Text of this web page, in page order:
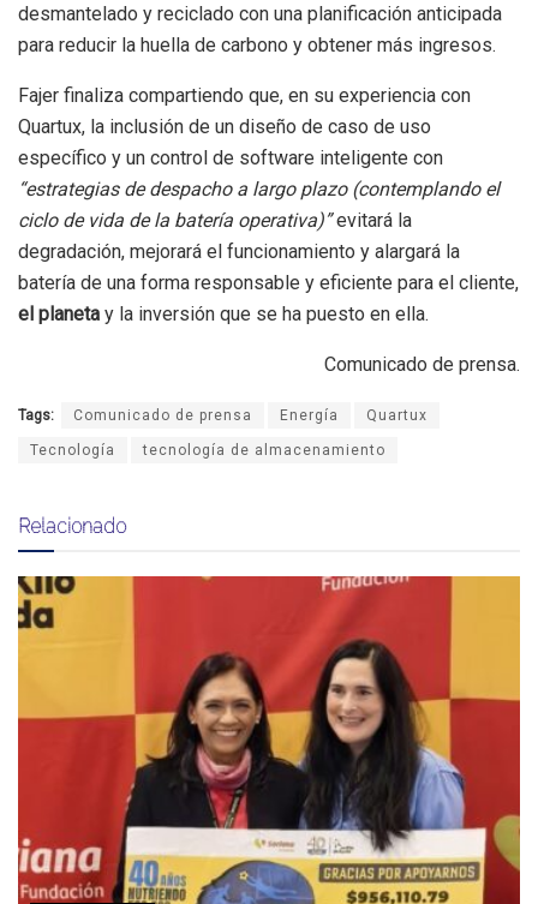
desmantelado y reciclado con una planificación anticipada
para reducir la huella de carbono y obtener más ingresos.
Fajer finaliza compartiendo que, en su experiencia con
Quartux, la inclusión de un diseño de caso de uso
específico y un control de software inteligente con
“estrategias de despacho a largo plazo (contemplando el
ciclo de vida de la batería operativa)”evitará la
degradación, mejorará el funcionamiento y alargará la
batería de una forma responsable y eficiente para el cliente,
el planeta y la inversión que se ha puesto en ella.
Comunicado de prensa.
Tags: Comunicado de prensa Energía Quartux
Tecnología tecnología de almacenamiento
Relacionado